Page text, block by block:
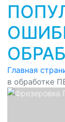
Главная
в обработке